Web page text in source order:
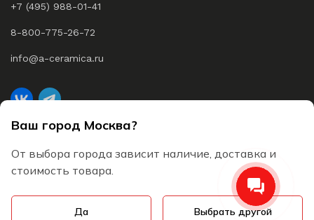
Ваш город Москва?
От выбора города зависит наличие, доставка и
стоимость товара.
Да Выбрать другой
+7 (495) 988-01-41
8-800-775-26-72
info@a-ceramica.ru
Согласие на обработку персональных данных
Политика конфиденциальности